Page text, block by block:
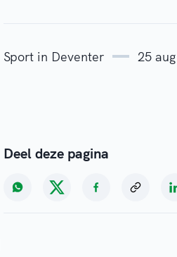
Sport in Deventer 25
Deel deze pagina